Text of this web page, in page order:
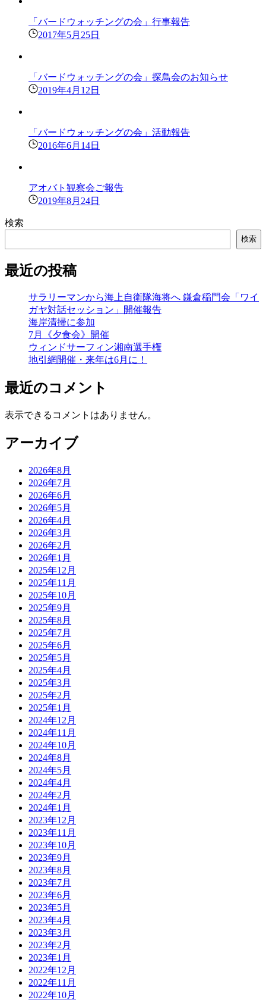
「バードウォッチングの会」行事報告
2017年5月25日
「バードウォッチングの会」探鳥会のお知らせ
2019年4月12日
「バードウォッチングの会」活動報告
2016年6月14日
アオバト観察会ご報告
2019年8月24日
検索
検索
最近の投稿
サラリーマンから海上自衛隊海将へ 鎌倉稲門会「ワイ
ガヤ対話セッション」開催報告
海岸清掃に参加
7月《夕食会》開催
ウィンドサーフィン湘南選手権
地引網開催・来年は6月に！
最近のコメント
表示できるコメントはありません。
アーカイブ
2026年8月
2026年7月
2026年6月
2026年5月
2026年4月
2026年3月
2026年2月
2026年1月
2025年12月
2025年11月
2025年10月
2025年9月
2025年8月
2025年7月
2025年6月
2025年5月
2025年4月
2025年3月
2025年2月
2025年1月
2024年12月
2024年11月
2024年10月
2024年8月
2024年5月
2024年4月
2024年2月
2024年1月
2023年12月
2023年11月
2023年10月
2023年9月
2023年8月
2023年7月
2023年6月
2023年5月
2023年4月
2023年3月
2023年2月
2023年1月
2022年12月
2022年11月
2022年10月